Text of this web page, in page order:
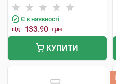
Є в наявності
від 133.90 грн
КУПИТИ